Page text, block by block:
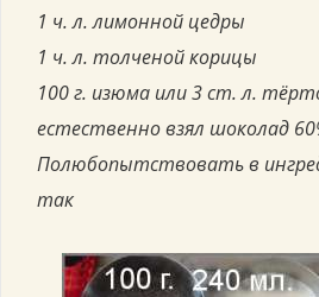
1 ч. л. лимонной цедры
1 ч. л. толченой корицы
100 г. изюма или 3 ст. л.
естественно взял шоколад
Полюбопытствовать в
так